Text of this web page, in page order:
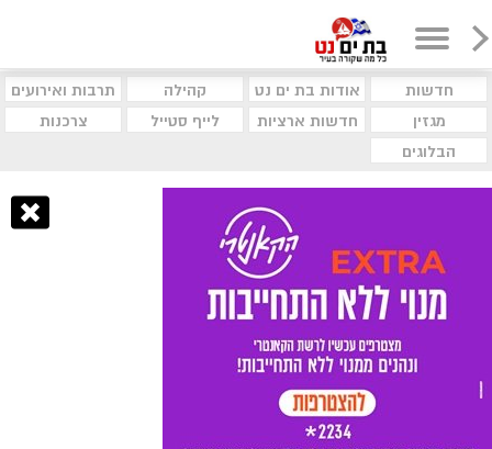
חדשות אודות בת ים נט קהילה
תרבות ואירועים
מגזין
חדשות ארציות לייף סטייל
צרכנות
הבלוגים